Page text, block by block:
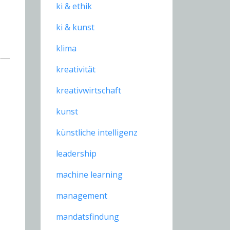
ki & ethik
ki & kunst
klima
kreativität
kreativwirtschaft
kunst
künstliche intelligenz
leadership
machine learning
management
mandatsfindung